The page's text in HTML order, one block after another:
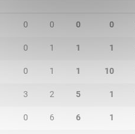
0 0 0 0
0 1 1 1
0 1 1 10
3 2 5 1
0 6 6 1